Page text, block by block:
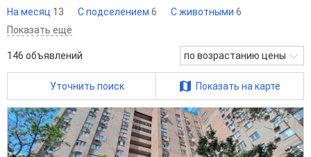
На месяц 13 С подселением 6 С животными 6
Показать ещё
146 объявлений по возрастанию цены
Уточнить поиск Показать на карте